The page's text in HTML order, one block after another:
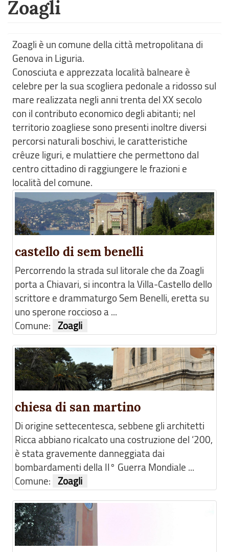
Zoagli
Zoagli è un comune della città metropolitana di
Genova in Liguria.
Conosciuta e apprezzata località balneare è
celebre per la sua scogliera pedonale a ridosso sul
mare realizzata negli anni trenta del XX secolo
con il contributo economico degli abitanti; nel
territorio zoagliese sono presenti inoltre diversi
percorsi naturali boschivi, le caratteristiche
crêuze liguri, e mulattiere che permettono dal
centro cittadino di raggiungere le frazioni e
località del comune.
castello di sem benelli
Percorrendo la strada sul litorale che da Zoagli
porta a Chiavari, si incontra la Villa-Castello dello
scrittore e drammaturgo Sem Benelli, eretta su
uno sperone roccioso a ...
Comune: Zoagli
chiesa di san martino
Di origine settecentesca, sebbene gli architetti
Ricca abbiano ricalcato una costruzione del ‘200,
è stata gravemente danneggiata dai
bombardamenti della II° Guerra Mondiale ...
Comune: Zoagli